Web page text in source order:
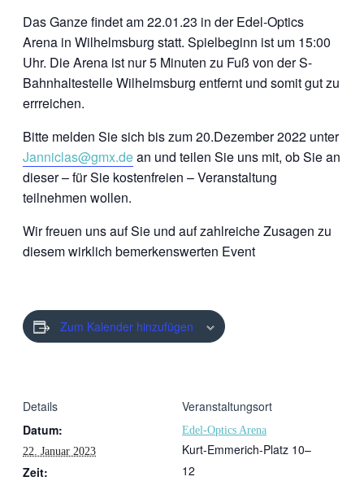
Das Ganze findet am 22.01.23 in der Edel-Optics
Arena in Wilhelmsburg statt. Spielbeginn ist um 15:00
Uhr. Die Arena ist nur 5 Minuten zu Fuß von der S-
Bahnhaltestelle Wilhelmsburg entfernt und somit gut zu
errreichen.
Bitte melden Sie sich bis zum 20.Dezember 2022 unter
Janniclas@gmx.dean und teilen Sie uns mit, ob Sie an
dieser – für Sie kostenfreien – Veranstaltung
teilnehmen wollen.
Wir freuen uns auf Sie und auf zahlreiche Zusagen zu
diesem wirklich bemerkenswerten Event
Zum Kalender hinzufügen
Details
Datum:
22. Januar 2023
Zeit:
Veranstaltungsort
Edel-Optics Arena
Kurt-Emmerich-Platz 10–
12